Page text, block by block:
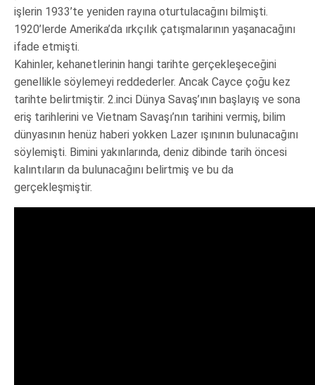
işlerin 1933’te yeniden rayına oturtulacağını bilmişti.
1920’lerde Amerika’da ırkçılık çatışmalarının yaşanacağını
ifade etmişti.
Kahinler, kehanetlerinin hangi tarihte gerçekleşeceğini
genellikle söylemeyi reddederler. Ancak Cayce çoğu kez
tarihte belirtmiştir. 2.inci Dünya Savaş’ının başlayış ve sona
eriş tarihlerini ve Vietnam Savaşı’nın tarihini vermiş, bilim
dünyasının henüz haberi yokken Lazer ışınının bulunacağını
söylemişti. Bimini yakınlarında, deniz dibinde tarih öncesi
kalıntıların da bulunacağını belirtmiş ve bu da
gerçekleşmiştir.